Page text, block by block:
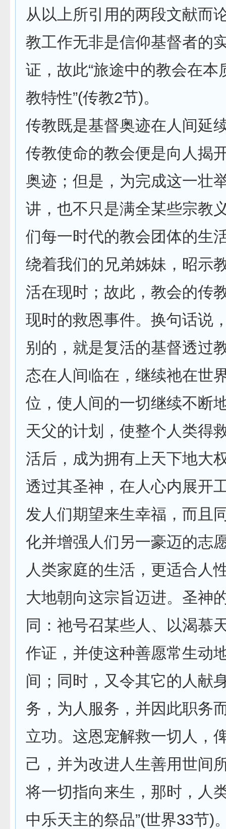
从以上所引用的两段文献而
教工作无非是信仰基督者的
证，故此“旅途中的教会在本
教特性”(传教2节)。
传教既是基督奥迹在人间延
传教使命的教会便是向人揭
奥迹；但是，为完成这一壮
讲，也不只是满全某些宗教
们每一时代的教会团体的生
绕着我们的兄弟姊妹，昭示
活在现时；故此，教会的传
现时的救恩事件。换句话说
别的，就是复活的基督透过
态在人间临在，继续祂在世
位，使人间的一切继续不断
天父的计划，使整个人类得
活后，成为拥有上天下地大
透过其圣神，在人心内展开
发人们期望来生幸福，而且
化并增强人们另一豪迈的志
人类家庭的生活，更适合人
大地朝向这宗旨迈进。圣神
同：祂号召某些人、以渴慕
作证，并使这种善愿常生动
间；同时，又令其它的人献
务，为人服务，并因此职务
立功。这恩宠解救一切人，
己，并为改进人生善用世间
将一切指向来生，那时，人
中乐天主的祭品”(世界33节)